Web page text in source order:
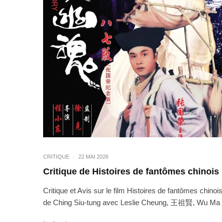
CRITIQUE · 22 MAI 2026
Critique de Histoires de fantômes chinois
Critique et Avis sur le film Histoires de fantômes chinois
de Ching Siu-tung avec Leslie Cheung, 王祖賢, Wu Ma